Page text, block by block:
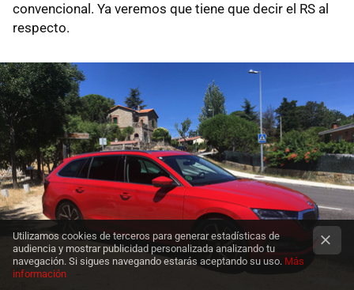
convencional. Ya veremos que tiene que decir el RS al
respecto.
Utilizamos cookies de terceros para generar estadísticas de
audiencia y mostrar publicidad personalizada analizando tu
navegación. Si sigues navegando estarás aceptando su uso. Más
información